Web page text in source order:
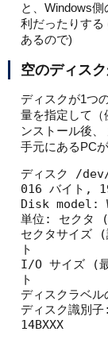
と、Windows
利だったりする
あるので)
空のディス
ディスクが1つ
量を指定して（
ンストール後、
手元にあるPC
ディスク /
016 バイト,
Disk model:
単位: セクタ
セクタサイ
ト
I/O サイズ (
ト
ディスクラベ
ディスク識別
14BXXX